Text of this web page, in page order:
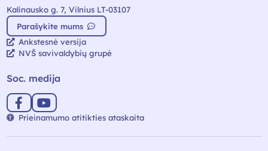
Kalinausko g. 7, Vilnius LT-03107
Parašykite mums
Ankstesnė versija
NVŠ savivaldybių grupė
Soc. medija
Prieinamumo atitikties ataskaita